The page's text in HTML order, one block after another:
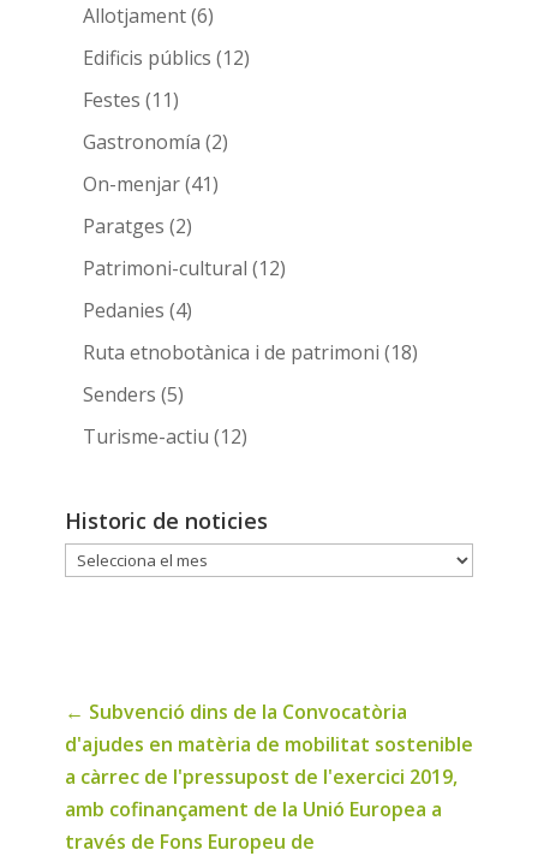
Allotjament(6)
Edificis públics (12)
Festes (11)
Gastronomía (2)
On-menjar(41)
Paratges (2)
Patrimoni-cultural (12)
Pedanies (4)
Ruta etnobotànica i de patrimoni (18)
Senders (5)
Turisme-actiu (12)
Historic de noticies
Historic
← Subvenció dins de la Convocatòria
d'ajudes en matèria de mobilitat sostenible
a càrrec de l'pressupost de l'exercici 2019,
amb cofinançament de la Unió Europea a
través de Fons Europeu de